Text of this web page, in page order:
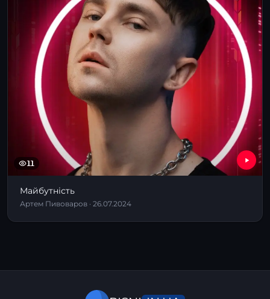
11
Майбутність
Артем Пивоваров · 26.07.2024